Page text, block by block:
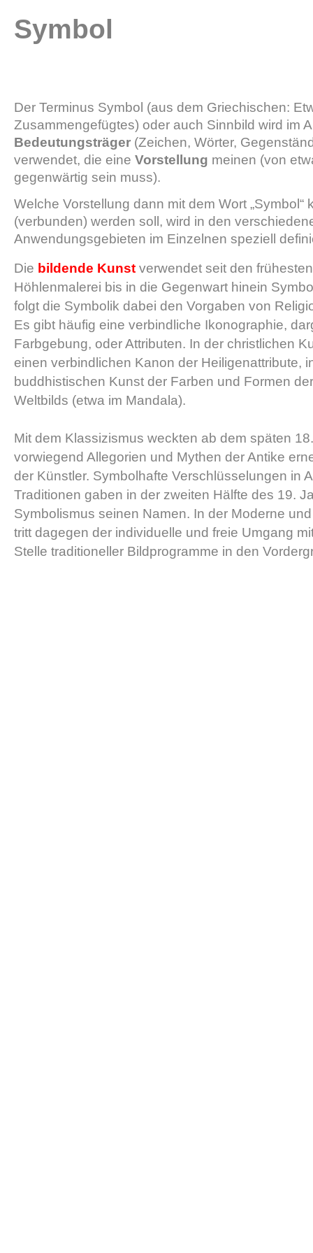
Symbol
Der Terminus Symbol (aus dem Griechischen:
Zusammengefügtes) oder auch Sinnbild wird im
Bedeutungsträger (Zeichen, Wörter,
verwendet, die eine Vorstellung meinen (von
gegenwärtig sein muss).
Welche Vorstellung dann mit dem Wort „Symbol“
(verbunden) werden soll, wird in den
Anwendungsgebieten im Einzelnen speziell
Die bildende Kunst verwendet seit den
Höhlenmalerei bis in die Gegenwart hinein
folgt die Symbolik dabei den Vorgaben von
Es gibt häufig eine verbindliche Ikonographie,
Farbgebung, oder Attributen. In der christlichen
einen verbindlichen Kanon der Heiligenattribute,
buddhistischen Kunst der Farben und Formen
Weltbilds (etwa im Mandala).
Mit dem Klassizismus weckten ab dem späten
vorwiegend Allegorien und Mythen der Antike
der Künstler. Symbolhafte Verschlüsselungen in
Traditionen gaben in der zweiten Hälfte des 19.
Symbolismus seinen Namen. In der Moderne
tritt dagegen der individuelle und freie Umgang
Stelle traditioneller Bildprogramme in den